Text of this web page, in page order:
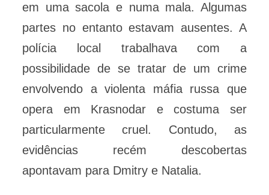
em uma sacola e numa mala. Algumas
partes no entanto estavam ausentes. A
polícia local trabalhava com a
possibilidade de se tratar de um crime
envolvendo a violenta máfia russa que
opera em Krasnodar e costuma ser
particularmente cruel. Contudo, as
evidências recém descobertas
apontavam para Dmitry e Natalia.